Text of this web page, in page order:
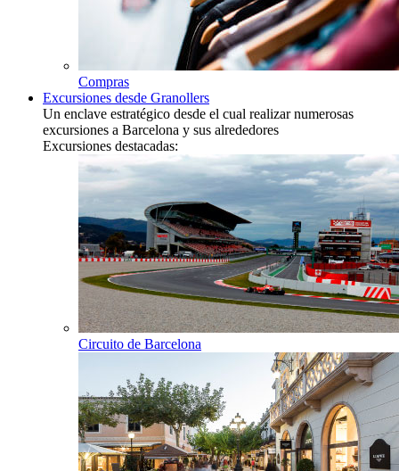
Compras
Excursiones desde Granollers
Un enclave estratégico desde el cual realizar numerosas
excursiones a Barcelona y sus alrededores
Excursiones destacadas:
Circuito de Barcelona